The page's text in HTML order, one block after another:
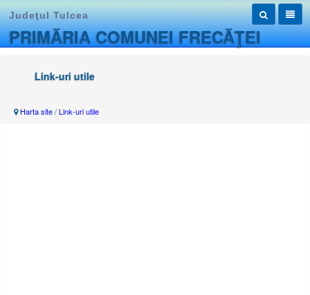
Judeţul Tulcea
PRIMĂRIA COMUNEI FRECĂŢEI
Link-uri utile
Harta site/Link-uri utile